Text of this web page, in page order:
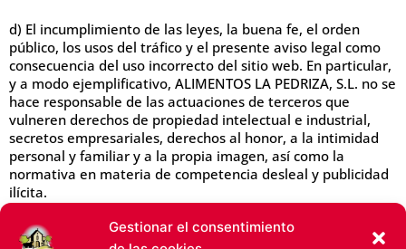
Gestionar el consentimiento
d) El incumplimiento de las leyes, la buena fe, el orden
público, los usos del tráfico y el presente aviso legal como
consecuencia del uso incorrecto del sitio web. En particular,
y a modo ejemplificativo, ALIMENTOS LA PEDRIZA, S.L. no se
hace responsable de las actuaciones de terceros que
vulneren derechos de propiedad intelectual e industrial,
secretos empresariales, derechos al honor, a la intimidad
personal y familiar y a la propia imagen, así como la
normativa en materia de competencia desleal y publicidad
ilícita.
Asimismo, ALIMENTOS LA PEDRIZA, S.L. declina cualquier